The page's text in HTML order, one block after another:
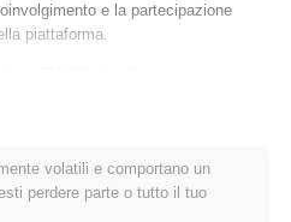
e la partecipazione
piattaforma.
nel 2021 come
e il processo decisionale della
di appassionati di blockchain,
creazione di un ecosistema
volatili e comportano un
perdere parte o tutto il tuo